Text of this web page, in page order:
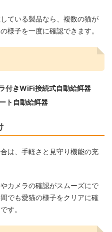
ている製品なら、複数の猫が
様子を一度に確認できます。
付きWiFi接続式自動給餌器
ト自動給餌器
は、手軽さと見守り機能の充
カメラの確認がスムーズにで
でも愛猫の様子をクリアに確
す。